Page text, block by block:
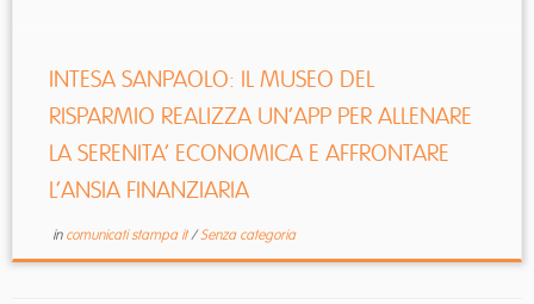
INTESA SANPAOLO: IL MUSEO DEL
RISPARMIO REALIZZA UN’APP PER ALLENARE
LA SERENITA’ ECONOMICA E AFFRONTARE
L’ANSIA FINANZIARIA
in comunicati stampa it/Senza categoria